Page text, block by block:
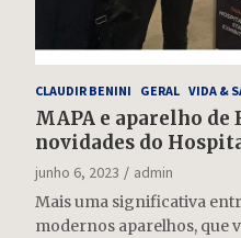
CLAUDIR BENINI GERAL VIDA &
MAPA e aparelho de
novidades do
junho 6, 2023
admin
Mais uma significativa
modernos aparelhos, que